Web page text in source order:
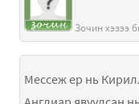
Мессеж ер нь